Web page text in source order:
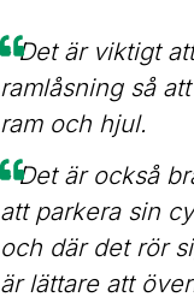
-Det är viktigt
ramlåsning så
ram och hjul.
-Det är också
att parkera sin
och där det rör
är lättare att